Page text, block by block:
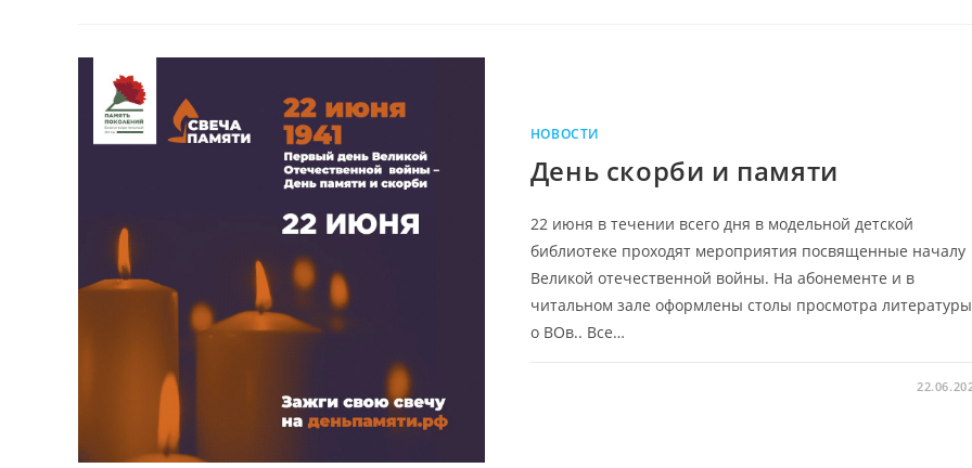
НОВОСТИ
День скорби и памяти
22 июня в течении всего дня в модельной детской
библиотеке проходят мероприятия посвященные началу
Великой отечественной войны. На абонементе и в
читальном зале оформлены столы просмотра литературы
о ВОв.. Все…